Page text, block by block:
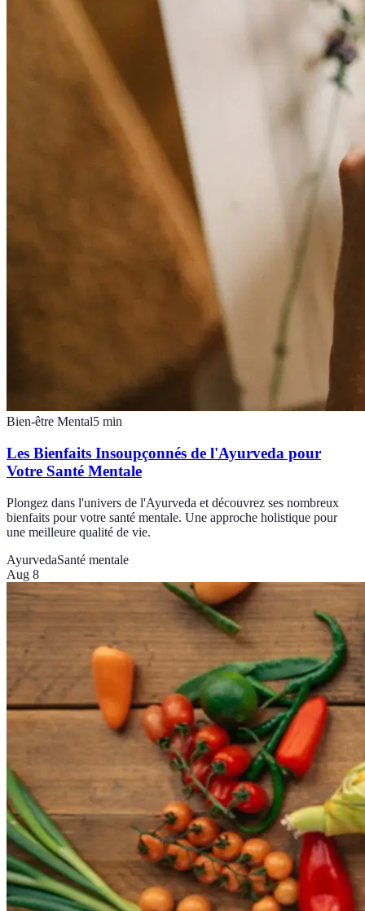
Bien-être Mental5 min
Les Bienfaits Insoupçonnés de l'Ayurveda pour
Votre Santé Mentale
Plongez dans l'univers de l'Ayurveda et découvrez ses nombreux
bienfaits pour votre santé mentale. Une approche holistique pour
une meilleure qualité de vie.
AyurvedaSanté mentale
Aug 8